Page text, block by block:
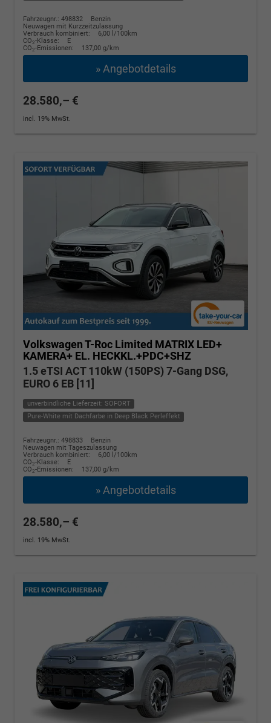
Fahrzeugnr.: 498832
Benzin
Neuwagen mit Kurzzeitzulassung
Verbrauch kombiniert:
6,00 l/100km
CO2-Klasse:
E
CO2-Emissionen: 137,00 g/km
» Angebotdetails
28.580,– €
incl. 19% MwSt.
Volkswagen T-Roc Limited MATRIX LED+
KAMERA+ EL. HECKKL.+PDC+SHZ
1.5 eTSI ACT 110kW (150PS) 7-Gang DSG,
EURO 6 EB [11]
unverbindliche Lieferzeit: SOFORT
Pure-White mit Dachfarbe in Deep Black Perleffekt
Fahrzeugnr.: 498833
Benzin
Neuwagen mit Tageszulassung
Verbrauch kombiniert:
6,00 l/100km
CO2-Klasse:
E
CO2-Emissionen: 137,00 g/km
» Angebotdetails
28.580,– €
incl. 19% MwSt.